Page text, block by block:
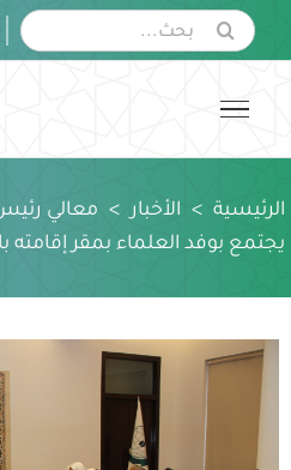
البحث
عن:
الرئيسية > الأخبار > معالي رئيس
يجتمع بوفد العلماء بمقر إقامته